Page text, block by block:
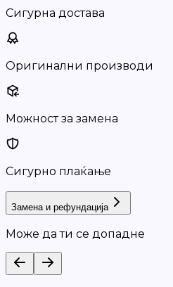
Сигурна достава
Оригинални производи
Можност за замена
Сигурно плаќање
Замена и рефундација
Може да ти се допадне